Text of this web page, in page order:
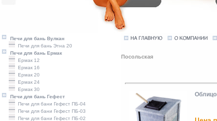
Печи для бань Вулкан
Печи для бань Этна 20
Печи для бань Ермак
Ермак 12
Ермак 16
Ермак 20
Ермак 24
Ермак 30
Печи для бань Гефест
Печи для бани Гефест ПБ-04
Печи для бани Гефест ПБ-03
Печи для бани Гефест ПБ-02
Посольская